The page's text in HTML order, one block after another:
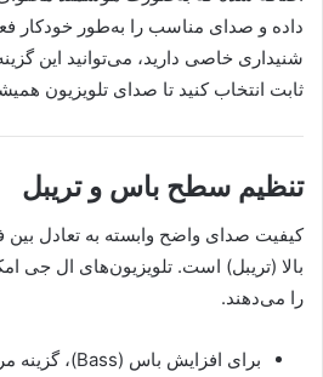
داده و صدای مناسب را به‌طور خودکار
شنیداری خاصی دارید، می‌توانید این
ثابت انتخاب کنید تا صدای تلویزیون
تنظیم سطح باس و تریبل
کیفیت صدای واضح وابسته به تعادل
بالا (تریبل) است. تلویزیون‌های ال جی
را می‌دهند.
برای افزایش باس (Bass)، گزینه مربوط را از منوی